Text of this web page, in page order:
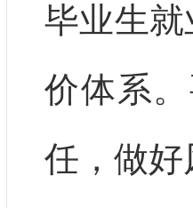
毕业生
价体系
任，做好